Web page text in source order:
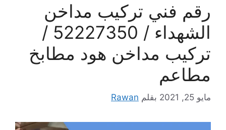
رقم فني تركيب مداخن
الشهداء / 52227350 /
تركيب مداخن هود مطابخ
مطاعم
مايو 25, 2021 بقلم Rawan